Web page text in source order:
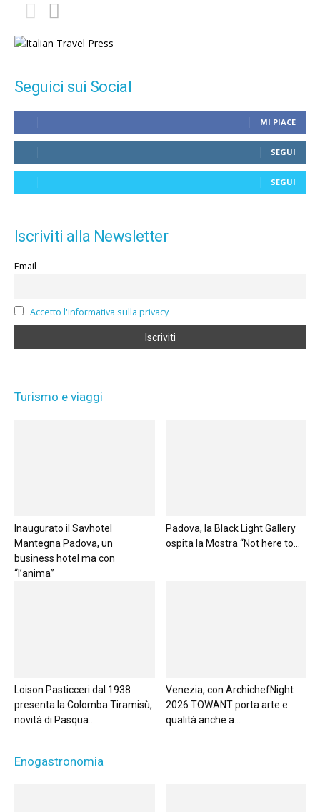
Seguici sui Social
MI PIACE
SEGUI
SEGUI
Iscriviti alla Newsletter
Email
Accetto l'informativa sulla privacy
Turismo e viaggi
Inaugurato il Savhotel
Mantegna Padova, un
business hotel ma con
“l’anima”
Padova, la Black Light Gallery
ospita la Mostra “Not here to...
Loison Pasticceri dal 1938
presenta la Colomba Tiramisù,
novità di Pasqua...
Venezia, con ArchichefNight
2026 TOWANT porta arte e
qualità anche a...
Enogastronomia